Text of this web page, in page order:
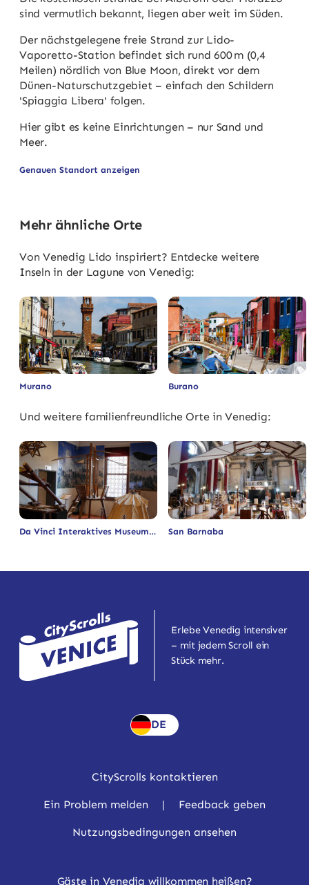
sind vermutlich bekannt, liegen aber weit im Süden.
Der nächstgelegene freie Strand zur Lido-
Vaporetto-Station befindet sich rund 600 m (0,4
Meilen) nördlich von Blue Moon, direkt vor dem
Dünen-Naturschutzgebiet – einfach den Schildern
'Spiaggia Libera' folgen.
Hier gibt es keine Einrichtungen – nur Sand und
Meer.
Genauen Standort anzeigen
Mehr ähnliche Orte
Von Venedig Lido inspiriert? Entdecke weitere
Inseln in der Lagune von Venedig:
Murano Burano
Und weitere familienfreundliche Orte in Venedig:
Da Vinci Interaktives Museum San Barnaba
Erlebe Venedig intensiver
– mit jedem Scroll ein
Stück mehr.
DE
CityScrolls kontaktieren
Ein Problem melden | Feedback geben
Nutzungsbedingungen ansehen
Gäste in Venedig willkommen heißen?